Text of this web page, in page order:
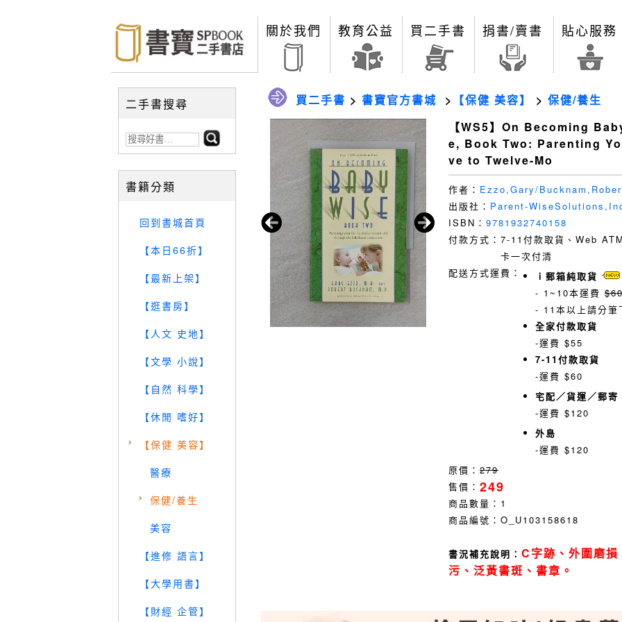
關於我們 教育公益 買二手書 捐書/賣書 貼心服務
二手書搜尋
書籍分類
回到書城首頁
【本日66折】
【最新上架】
【逛書房】
【人文 史地】
【文學 小說】
【自然 科學】
【休閒 嗜好】
【保健 美容】
醫療
保健/養生
美容
【進修 語言】
【大學用書】
【財經 企管】
買二手書 > 書寶官方書城 > 【保健 美容】 > 保健/養生
【WS5】On Becoming
e, Book Two: Parenting
ve to Twelve-Mo
作者： Ezzo,Gary/
出版社： Parent-
ISBN： 9781932740158
付款方式： 7-11付款取貨、Web
卡一次付清
配送方式運費：
ｉ郵箱純取貨
- 1~10本運費
- 11本以上請分筆
全家付款取貨
-運費 $55
7-11付款取貨
-運費 $60
宅配／貨運／郵寄
-運費 $120
外島
-運費 $120
原價： 279
售價： 249
商品數量： 1
商品編號： O_U103158618
書況補充說明： C字跡、外圍磨損
污、泛黃書斑、書章。